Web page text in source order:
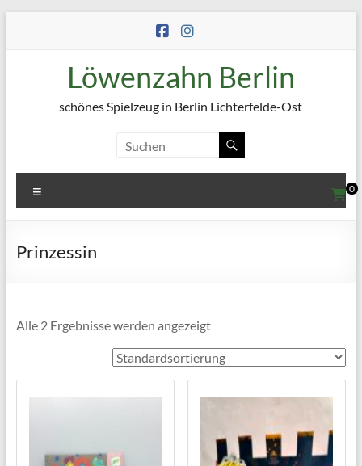
Löwenzahn Berlin
schönes Spielzeug in Berlin Lichterfelde-Ost
0
Prinzessin
Alle 2 Ergebnisse werden angezeigt